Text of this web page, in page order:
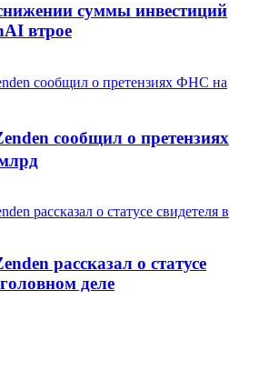
суммы инвестиций
втрое
сообщил о претензиях
рассказал о статусе
деле